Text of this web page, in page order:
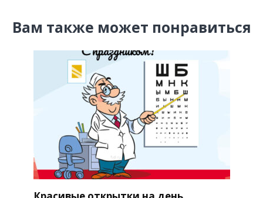
Вам также может понравиться